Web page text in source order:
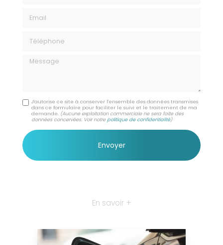
Message
J'autorise ce site à conserver l'ensemble des données transmises
dans ce formulaire pour faciliter le suivi et le traitement de ma
demande. (Aucune exploitation commerciale ne sera faite des
données concervées. Voir notrepolitique de confidentialité)
En savoir +